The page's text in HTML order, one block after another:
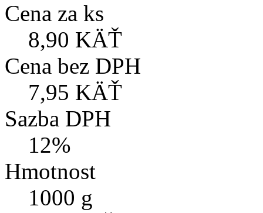
Cena za ks
8,90 KÄŤ
Cena bez DPH
7,95 KÄŤ
Sazba DPH
12%
Hmotnost
1000 g